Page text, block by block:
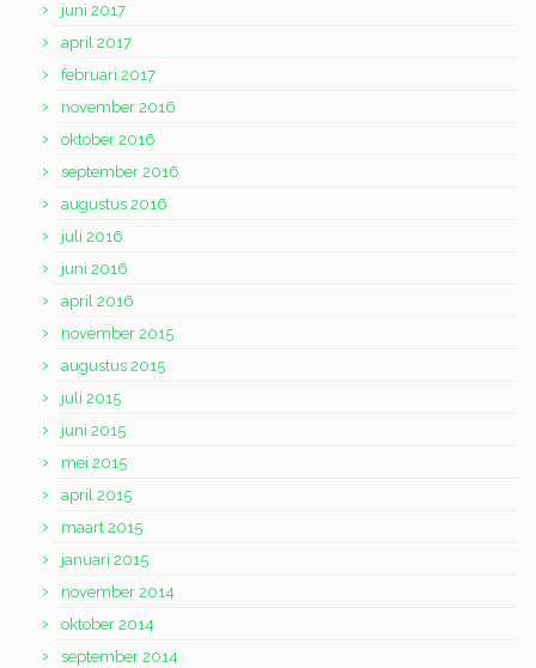
juni 2017
april 2017
februari 2017
november 2016
oktober 2016
september 2016
augustus 2016
juli 2016
juni 2016
april 2016
november 2015
augustus 2015
juli 2015
juni 2015
mei 2015
april 2015
maart 2015
januari 2015
november 2014
oktober 2014
september 2014